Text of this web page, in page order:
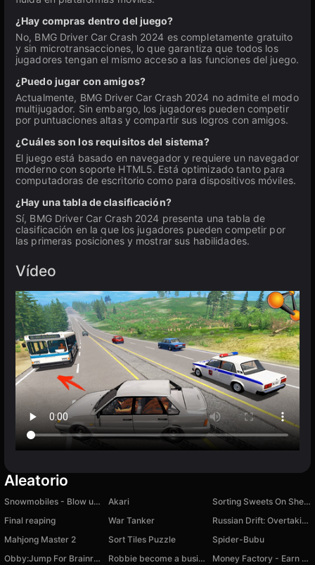
¿Hay compras dentro del juego?
No, BMG Driver Car Crash 2024 es completamente gratuito
y sin microtransacciones, lo que garantiza que todos los
jugadores tengan el mismo acceso a las funciones del juego.
¿Puedo jugar con amigos?
Actualmente, BMG Driver Car Crash 2024 no admite el modo
multijugador. Sin embargo, los jugadores pueden competir
por puntuaciones altas y compartir sus logros con amigos.
¿Cuáles son los requisitos del sistema?
El juego está basado en navegador y requiere un navegador
moderno con soporte HTML5. Está optimizado tanto para
computadoras de escritorio como para dispositivos móviles.
¿Hay una tabla de clasificación?
Sí, BMG Driver Car Crash 2024 presenta una tabla de
clasificación en la que los jugadores pueden competir por
las primeras posiciones y mostrar sus habilidades.
Vídeo
Aleatorio
Snowmobiles - Blow up Puffy Akari
Sorting Sweets On Shelves
Final reaping
War Tanker
Russian Drift: Overtaking in the City
Mahjong Master 2
Sort Tiles Puzzle
Spider-Bubu
Obby:Jump For Brainrots!
Robbie become a businessman!
Money Factory - Earn a Billion